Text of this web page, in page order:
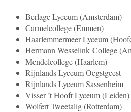
Berlage Lyceum (Amsterdam)
Carmelcollege (Emmen)
Haarlemmermeer Lyceum
Hermann Wesselink College
Mendelcollege (Haarlem)
Rijnlands Lyceum Oegstgeest
Rijnlands Lyceum Sassenheim
Visser ’t Hooft Lyceum (Leiden)
Wolfert Tweetalig (Rotterdam)